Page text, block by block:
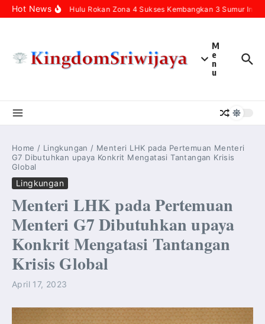
Skip to content
Hot News
Pertamina Hulu Rokan Zona 4 Sukses Kembangkan 3 Sumur Infill
M
e
n
u
Home / Lingkungan / Menteri LHK pada Pertemuan Menteri
G7 Dibutuhkan upaya Konkrit Mengatasi Tantangan Krisis
Global
Lingkungan
Menteri LHK pada Pertemuan
Menteri G7 Dibutuhkan upaya
Konkrit Mengatasi Tantangan
Krisis Global
April 17, 2023